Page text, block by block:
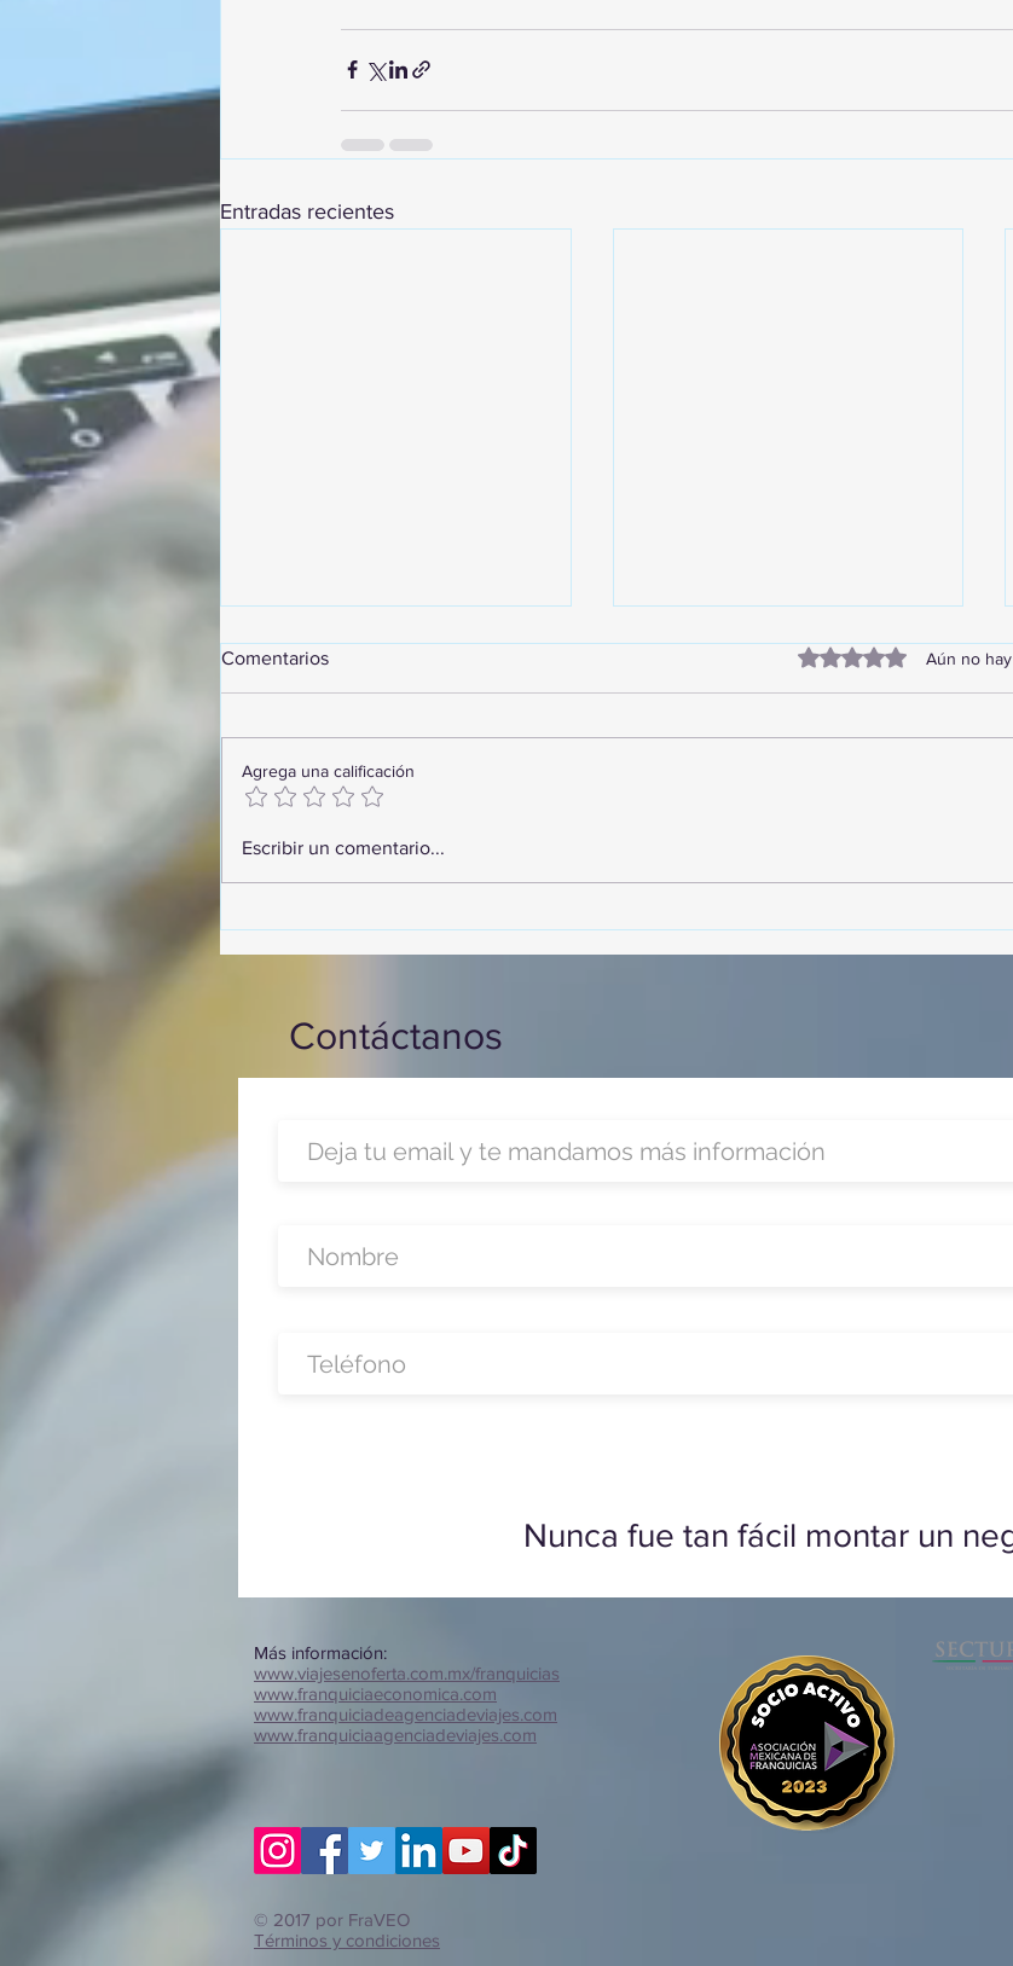
Entradas recientes
GoMapTravelByFraveo
capacitación realizado en el
Zoom
Comentarios Obtuvo 0 de 5Aún no
Agrega una calificación
Escribir un comentario...
Contáctanos
Nunca fue tan fácil montar un
Más información:
www.viajesenoferta.com.mx/franquicias
www.franquiciaeconomica.com
www.franquiciadeagenciadeviajes.com
www.franquiciaagenciadeviajes.com
© 2017 por FraVEO
Términos y condiciones